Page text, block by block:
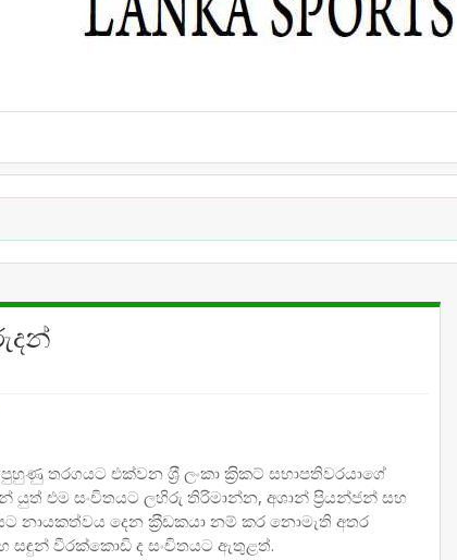
තරගයට එක්වන ශ‍්‍රී ලංකා ක‍්‍රිකට් සභාපතිවරයාගේ
යුත් එම සංචිතයට ලහිරු තිරිමාන්න, අශාන් ප‍්‍රියන්ජන් සහ
නායකත්වය දෙන ක‍්‍රීඩකයා නම් කර නොමැති අතර
සඳුන් වීරක්කොඩි ද සංචිතයට ඇතුළත්.